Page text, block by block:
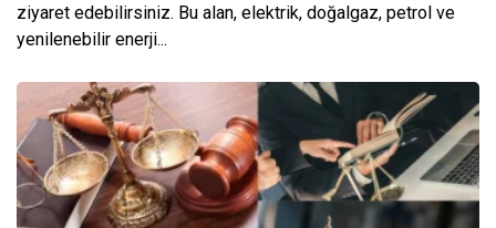
ziyaret edebilirsiniz. Bu alan, elektrik, doğalgaz, petrol ve
yenilenebilir enerji...